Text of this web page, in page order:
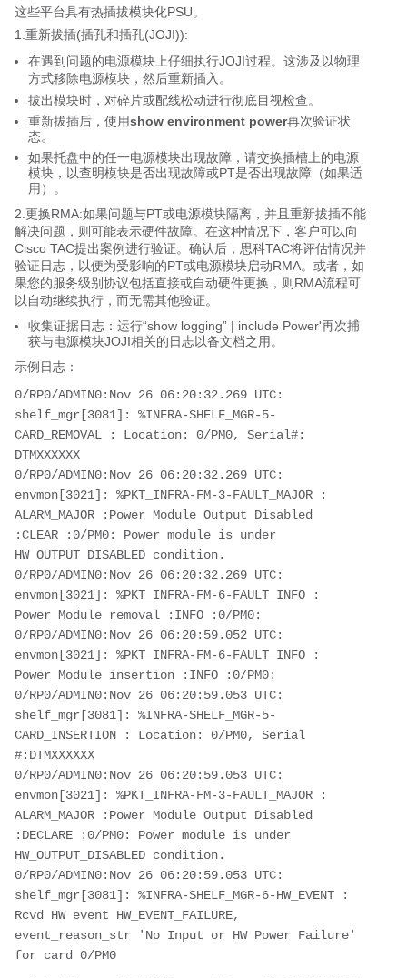
这些平台具有热插拔模块化PSU。
1.重新拔插(插孔和插孔(JOJI)):
在遇到问题的电源模块上仔细执行JOJI过程。这涉及以物理
方式移除电源模块，然后重新插入。
拔出模块时，对碎片或配线松动进行彻底目视检查。
重新拔插后，使用show environment power再次验证状
态。
如果托盘中的任一电源模块出现故障，请交换插槽上的电源
模块，以查明模块是否出现故障或PT是否出现故障（如果适
用）。
2.更换RMA:如果问题与PT或电源模块隔离，并且重新拔插不能
解决问题，则可能表示硬件故障。在这种情况下，客户可以向
Cisco TAC提出案例进行验证。确认后，思科TAC将评估情况并
验证日志，以便为受影响的PT或电源模块启动RMA。或者，如
果您的服务级别协议包括直接或自动硬件更换，则RMA流程可
以自动继续执行，而无需其他验证。
收集证据日志：运行“show logging” | include Power'再次捕
获与电源模块JOJI相关的日志以备文档之用。
示例日志：
0/RP0/ADMIN0:Nov 26 06:20:32.269 UTC:
shelf_mgr[3081]: %INFRA-SHELF_MGR-5-
CARD_REMOVAL : Location: 0/PM0, Serial#:
DTMXXXXXX
0/RP0/ADMIN0:Nov 26 06:20:32.269 UTC:
envmon[3021]: %PKT_INFRA-FM-3-FAULT_MAJOR :
ALARM_MAJOR :Power Module Output Disabled
:CLEAR :0/PM0: Power module is under
HW_OUTPUT_DISABLED condition.
0/RP0/ADMIN0:Nov 26 06:20:32.269 UTC:
envmon[3021]: %PKT_INFRA-FM-6-FAULT_INFO :
Power Module removal :INFO :0/PM0:
0/RP0/ADMIN0:Nov 26 06:20:59.052 UTC:
envmon[3021]: %PKT_INFRA-FM-6-FAULT_INFO :
Power Module insertion :INFO :0/PM0:
0/RP0/ADMIN0:Nov 26 06:20:59.053 UTC:
shelf_mgr[3081]: %INFRA-SHELF_MGR-5-
CARD_INSERTION : Location: 0/PM0, Serial
#:DTMXXXXXX
0/RP0/ADMIN0:Nov 26 06:20:59.053 UTC:
envmon[3021]: %PKT_INFRA-FM-3-FAULT_MAJOR :
ALARM_MAJOR :Power Module Output Disabled
:DECLARE :0/PM0: Power module is under
HW_OUTPUT_DISABLED condition.
0/RP0/ADMIN0:Nov 26 06:20:59.053 UTC:
shelf_mgr[3081]: %INFRA-SHELF_MGR-6-HW_EVENT :
Rcvd HW event HW_EVENT_FAILURE,
event_reason_str 'No Input or HW Power Failure'
for card 0/PM0